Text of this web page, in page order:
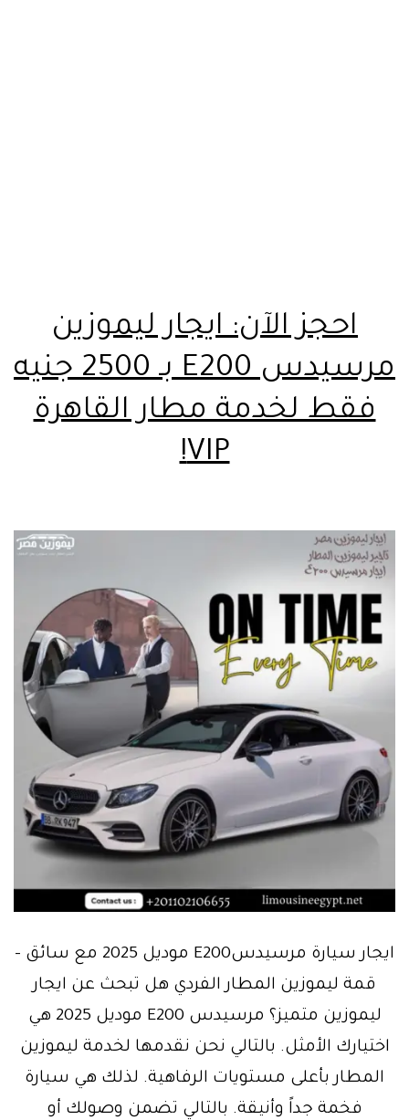
احجز الآن: ايجار ليموزين
مرسيدس E200 بـ 2500 جنيه
فقط لخدمة مطار القاهرة
VIP!
ايجار سيارة مرسيدسE200 موديل 2025 مع سائق –
قمة ليموزين المطار الفردي هل تبحث عن ايجار
ليموزين متميز؟ مرسيدس E200 موديل 2025 هي
اختيارك الأمثل. بالتالي نحن نقدمها لخدمة ليموزين
المطار بأعلى مستويات الرفاهية. لذلك هي سيارة
فخمة جداً وأنيقة. بالتالي تضمن وصولك أو